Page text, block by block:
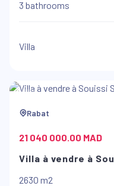
3 bathrooms
Villa
Rabat
21 040 000.00 MAD
Villa à vendre à
2630 m2